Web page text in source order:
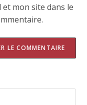
mon site dans le